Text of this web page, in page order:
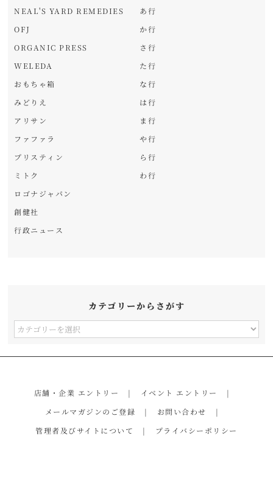
NEAL'S YARD REMEDIES
OFJ
ORGANIC PRESS
WELEDA
おもちゃ箱
みどりえ
アリサン
ファファラ
プリスティン
ミトク
ロゴナジャパン
創健社
行政ニュース
あ行
か行
さ行
た行
な行
は行
ま行
や行
ら行
わ行
カテゴリーからさがす
カ
店舗・企業 エントリー
イベント エントリー
メールマガジンのご登録
お問い合わせ
管理者及びサイトについて
プライバシーポリシー